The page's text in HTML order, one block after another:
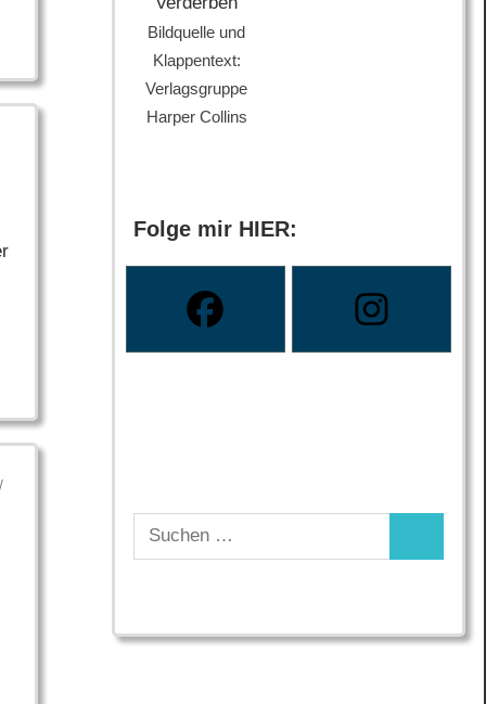
Bildquelle und
Klappentext:
Verlagsgruppe
Harper Collins
Folge mir HIER:
Suchen
nach: